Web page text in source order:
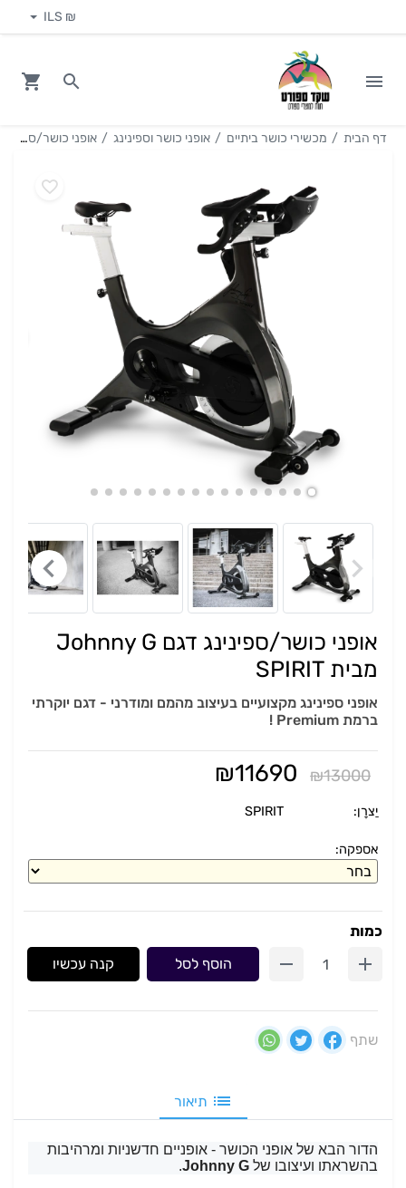
₪ ILS
דף הבית מכשירי כושר ביתיים אופני כושר וספינינג אופני כושר/ספינינג דגם Johnny G מבית SPIRIT
אופני כושר/ספינינג דגם Johnny G
מבית SPIRIT
אופני ספינינג מקצועיים בעיצוב מהמם ומודרני - דגם יוקרתי
ברמת Premium !
₪13000
₪11690
יַצרָן:
אספקה:
כמות
הוסף לסל
קנה עכשיו
שתף
תיאור
הדור הבא של אופני הכושר - אופניים חדשניות ומרהיבות
בהשראתו ועיצובו של Johnny G
.